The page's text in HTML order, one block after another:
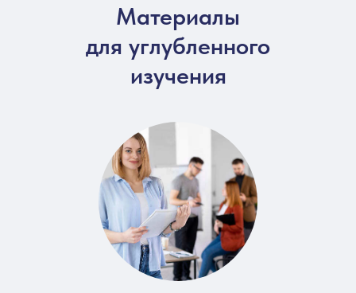
Материалы
для углубленного
изучения